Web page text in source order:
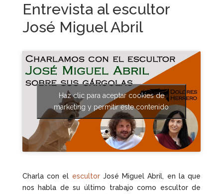
Entrevista al escultor
José Miguel Abril
Haz clic para aceptar cookies de
marketing y permitir este contenido
Charla con el escultorJosé Miguel Abril, en la que
nos habla de su último trabajo como escultor de